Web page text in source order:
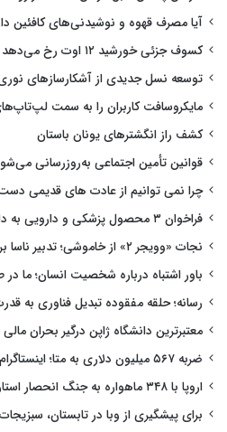
آیا مصرف قهوه و نوشیدنی‌های کافئین
کسوف جزئی خورشید ۱۲ اوت رخ می‌دهد
توسعه نسل جدیدی از آشکارسازهای
مایکروسافت کاربران را به سمت
کشف راز انگشترهای یونان باستان
قوانین تأمین اجتماعی به‌روزرسانی
چرا نمی توانیم از عادت های قدیمی دست
فراخوان ۳ محصول پزشکی و دارویی به دلیل خطرهای کیفی و ایمنی
نجات «وویجر ۲» از خاموشی؛ تدبیر ناسا برای حفظ کاوشگر ۴۸ ساله
باور اشتباه درباره شخصیت انسان؛ ما
رسانه؛ حلقه مفقوده تبدیل فناوری به
معتبرترین دانشگاه ژاپن درگیر بحران
ضربه ۵۶۷ میلیون دلاری به متا؛ اینستاگرام زیر تیغ دادگاه
اروپا با ۳۴۸ ماهواره به جنگ انحصار استارلینک می‌رود
برای پیشگیری از وبا در تابستان،